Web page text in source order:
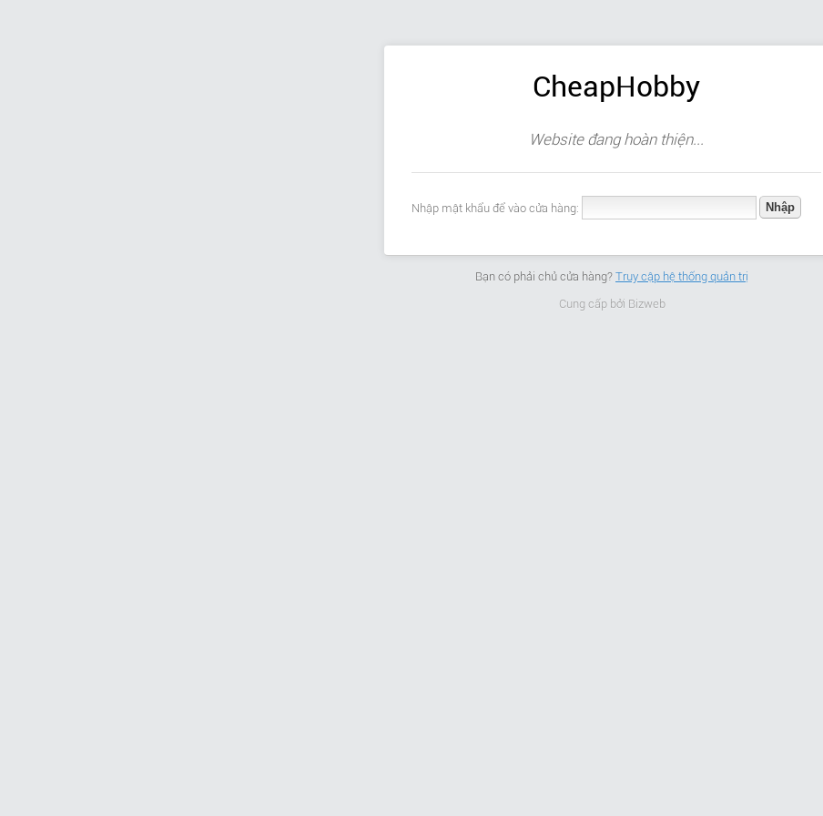
CheapHobby
Website đang hoàn thiện...
Nhập mật khẩu để vào cửa hàng:
Bạn có phải chủ cửa hàng? Truy cập hệ thống quản trị
Cung cấp bởi Bizweb